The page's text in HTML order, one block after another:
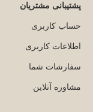
پشتیبانی مشتریان
حساب کاربری
اطلاعات کاربری
سفارشات شما
مشاوره آنلاین